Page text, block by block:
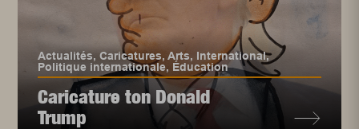
Actualités,Caricatures,Arts, International,
Politique internationale, Éducation
Caricature ton Donald
Trump